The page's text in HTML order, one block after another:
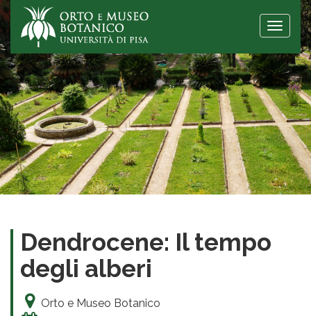
Toggle
Dendrocene: Il tempo
degli alberi
Orto e Museo Botanico